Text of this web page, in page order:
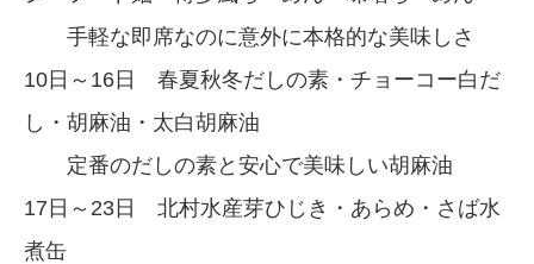
手軽な即席なのに意外に本格的な美味しさ
10日～16日 春夏秋冬だしの素・チョーコー白だ
し・胡麻油・太白胡麻油
定番のだしの素と安心で美味しい胡麻油
17日～23日 北村水産芽ひじき・あらめ・さば水
煮缶